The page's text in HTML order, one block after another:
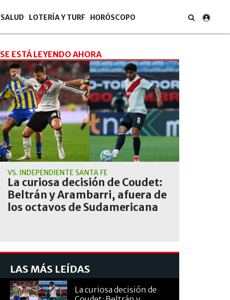
SALUD LOTERÍA Y TURF HORÓSCOPO
SE ESTÁ LEYENDO AHORA
VS. INDEPENDIENTE SANTA FE
La curiosa decisión de Coudet:
Beltrán y Arambarri, afuera de
los octavos de Sudamericana
LAS MÁS LEÍDAS
La curiosa decisión de